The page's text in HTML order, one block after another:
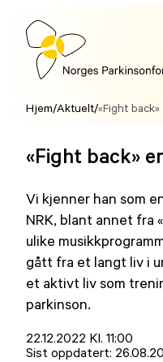
Hopp
innholdNorges
Hjem/Aktuelt/«Fight
«Fight back»
Vi kjenner han som
NRK, blant annet fra
ulike
gått fra et langt liv i
et aktivt liv som
parkinson.
Lagt
ut
22.12.2022 Kl. 11:00
Sist oppdatert: